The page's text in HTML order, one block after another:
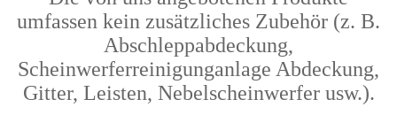
umfassen kein zusätzliches Zubehör (z. B.
Abschleppabdeckung,
Scheinwerferreinigunganlage Abdeckung,
Gitter, Leisten, Nebelscheinwerfer usw.).